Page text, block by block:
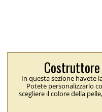
In questa sezione havete
Potete personalizzarlo
scegliere il colore della